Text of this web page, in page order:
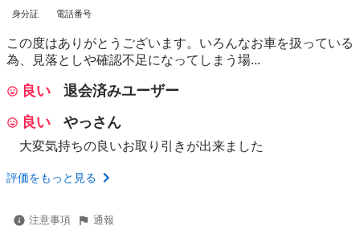
身分証 電話番号
この度はありがとうございます。いろんなお車を扱っている
為、見落としや確認不足になってしまう場...
良い
退会済みユーザー
良い
やっさん
大変気持ちの良いお取り引きが出来ました
評価をもっと見る
注意事項 通報